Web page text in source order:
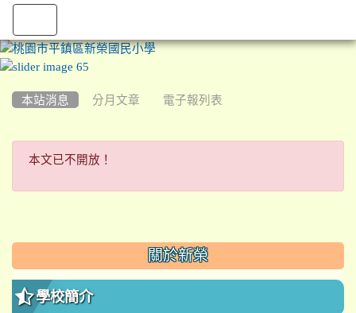
本站消息 分月文章 電子報列表
本文已不開放！
本文已不開放！
::: 關於新榮
學校簡介